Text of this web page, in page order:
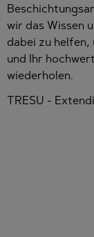
wir das Wissen
dabei zu
und Ihr
wiederholen.
TRESU -